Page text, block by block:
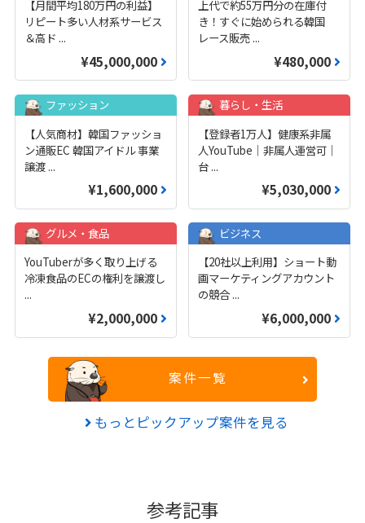
【月間平均180万円の利益】
リピート多い人材系サービス
＆高ド ...
¥45,000,000
上代で約55万円分の在庫付
き！すぐに始められる韓国
レース販売 ...
¥480,000
ファッション
【人気商材】韓国ファッショ
ン通販EC 韓国アイドル 事業
譲渡 ...
¥1,600,000
暮らし・生活
【登録者1万人】健康系非属
人YouTube｜非属人運営可｜
台 ...
¥5,030,000
グルメ・食品
YouTuberが多く取り上げる
冷凍食品のECの権利を譲渡し
...
¥2,000,000
ビジネス
【20社以上利用】ショート動
画マーケティングアカウント
の競合...
¥6,000,000
案件一覧
もっとピックアップ案件を見る
参考記事